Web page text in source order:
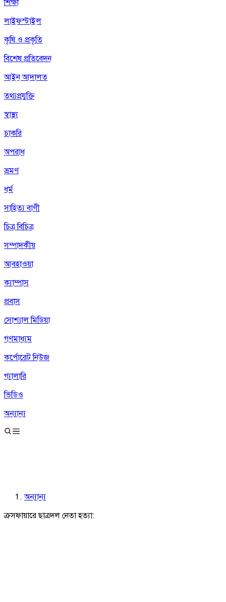
শিক্ষা
লাইফস্টাইল
কৃষি ও প্রকৃতি
বিশেষ প্রতিবেদন
আইন আদালত
তথ্যপ্রযুক্তি
স্বাস্থ্য
চাকরি
অপরাধ
ভ্রমণ
ধর্ম
সাহিত্য বাণী
চিত্র বিচিত্র
সম্পাদকীয়
আবহাওয়া
ক্যাম্পাস
প্রবাস
সোশ্যাল মিডিয়া
গণমাধ্যম
কর্পোরেট নিউজ
গ্যালারি
ভিডিও
অন্যান্য
অন্যান্য
ক্রসফায়ারে ছাত্রদল নেতা হত্যা: